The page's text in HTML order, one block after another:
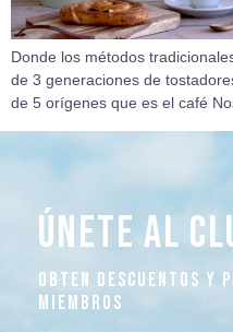
Donde los métodos
de 3 generaciones de
de 5 orígenes que es el café
ÚNETE AL
OBTEN DESCUENTOS Y
MIEMBROS